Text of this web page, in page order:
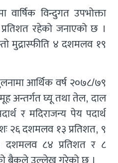
विन्दुगत उपभोक्ता
रहेको जनाएको छ ।
मुद्रास्फीति ४ दशमलव १९
आर्थिक वर्ष २०७८/७९
अन्तर्गत घ्यू तथा तेल, दाल
र मदिराजन्य पेय पदार्थ
२६ दशमलव १३ प्रतिशत, ९
दशमलव ८४ प्रतिशत र ८